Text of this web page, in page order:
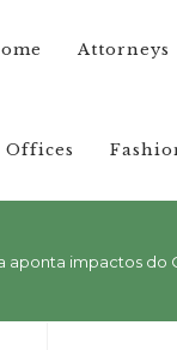
Attorneys
Offices
aponta impactos do